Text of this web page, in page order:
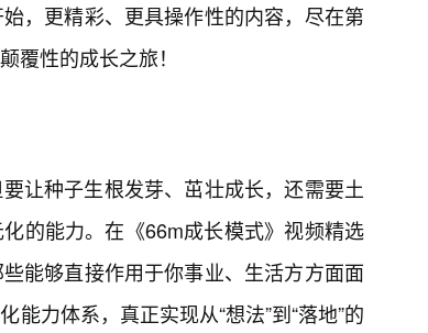
，更精彩、更具操作性的内容，尽在第
覆性的成长之旅！
让种子生根发芽、茁壮成长，还需要土
的能力。在《66m成长模式》视频精选
能够直接作用于你事业、生活方方面面
力体系，真正实现从“想法”到“落地”的